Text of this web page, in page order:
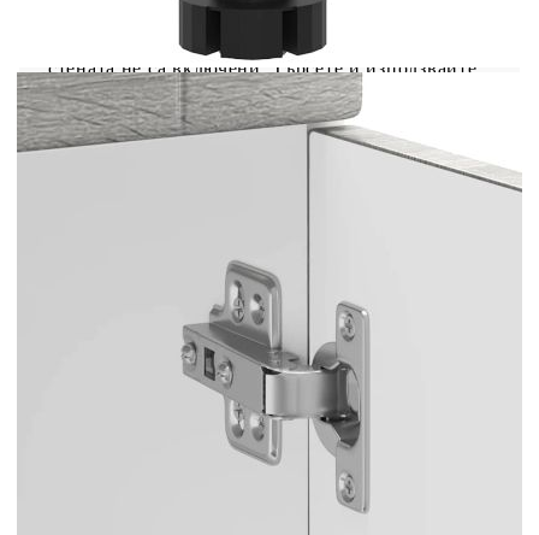
знае:Винт(ове) и щепсел(и) за вътрешността на
стената не са включени. Търсете и използвайте
винт(ове) и дюбел(и), подходящи за вашите
стени. Ако не сте сигурни, потърсете
професионална помощ. Прочетете и следвайте
внимателно всяка стъпка от инструкциите.
Общи размери: 80 x 46 x 81,5 см (Ш x Д x
Размери на чекмеджетата: 80 x 38,5 x 16 см
Размери на шкафа: 77 x 46 x 54 см (Ш x Д x
Максимален капацитет на теглото: 70 кг
Капацитет на теглото на един слой: 25 кг